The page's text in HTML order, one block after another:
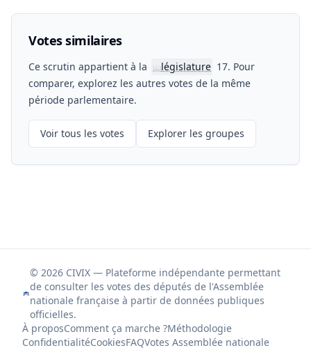
Votes similaires
Ce scrutin appartient à la 📖législature 17. Pour
comparer, explorez les autres votes de la même
période parlementaire.
Voir tous les votes Explorer les groupes
© 2026 CIVIX — Plateforme indépendante permettant
de consulter les votes des députés de l'Assemblée
nationale française à partir de données publiques
officielles.
À proposComment ça marche ?Méthodologie
ConfidentialitéCookiesFAQVotes Assemblée nationale